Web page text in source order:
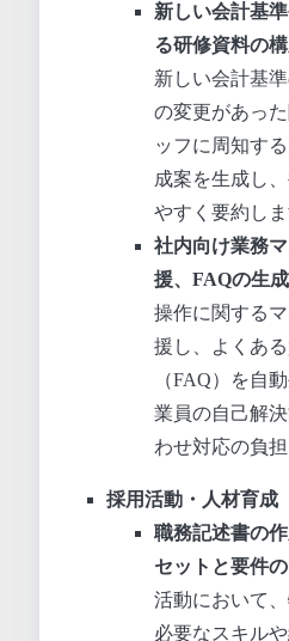
新しい会計基
る研修資料の
新しい会計基
の変更があっ
ッフに周知す
成案を生成し
やすく要約しま
社内向け業務
援、FAQの生成
操作に関する
援し、よくあ
（FAQ）を自
業員の自己解
わせ対応の負
採用活動・人材育成
職務記述書の
セットと要件
活動において
必要なスキル